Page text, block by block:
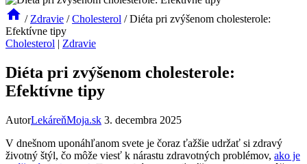
/ Zdravie / Cholesterol / Diéta pri zvýšenom cholesterole:
Efektívne tipy
Cholesterol | Zdravie
Diéta pri zvýšenom cholesterole:
Efektívne tipy
AutorLekáreňMoja.sk 3. decembra 2025
V dnešnom uponáhľanom svete je čoraz ťažšie udržať si zdravý
životný štýl, čo môže viesť k nárastu zdravotných problémov, ako je